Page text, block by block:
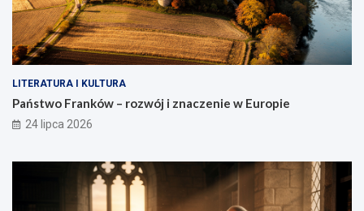
LITERATURA I KULTURA
Państwo Franków – rozwój i znaczenie w Europie
24 lipca 2026